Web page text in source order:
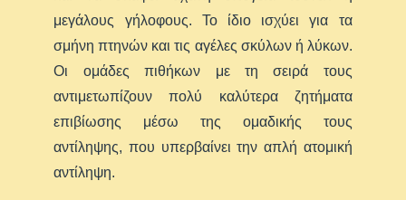
μεγάλους γήλοφους. Το ίδιο ισχύει για τα
σμήνη πτηνών και τις αγέλες σκύλων ή λύκων.
Οι ομάδες πιθήκων με τη σειρά τους
αντιμετωπίζουν πολύ καλύτερα ζητήματα
επιβίωσης μέσω της ομαδικής τους
αντίληψης, που υπερβαίνει την απλή ατομική
αντίληψη.